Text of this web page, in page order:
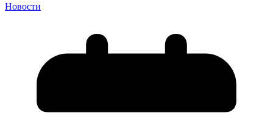
Новости